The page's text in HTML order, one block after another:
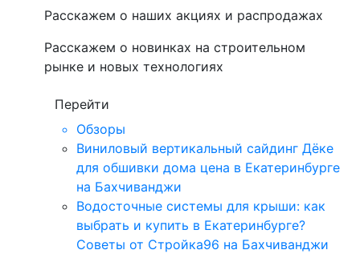
Расскажем о наших акциях и распродажах
Расскажем о новинках на строительном
рынке и новых технологиях
Перейти
Обзоры
Виниловый вертикальный сайдинг Дёке
для обшивки дома цена в Екатеринбурге
на Бахчиванджи
Водосточные системы для крыши: как
выбрать и купить в Екатеринбурге?
Советы от Стройка96 на Бахчиванджи